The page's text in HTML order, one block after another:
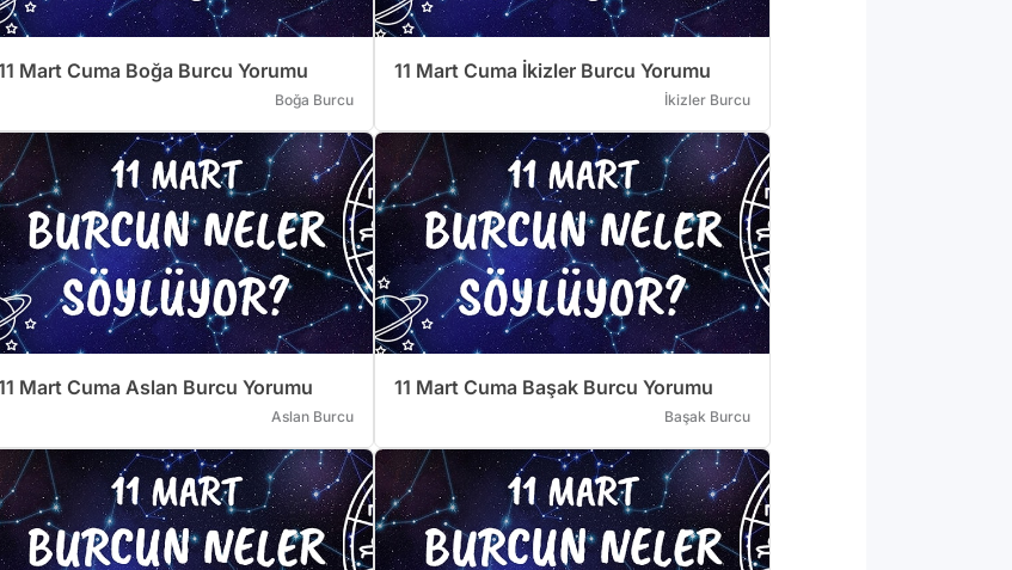
Mart Cuma Boğa Burcu Yorumu
Boğa Burcu
11 Mart Cuma İkizler Burcu Yorumu
İkizler Burcu
Mart Cuma Aslan Burcu Yorumu
Aslan Burcu
11 Mart Cuma Başak Burcu Yorumu
Başak Burcu